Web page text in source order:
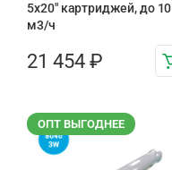
5х20″ картриджей, до 10
м3/ч
21 454 ₽
ОПТ ВЫГОДНЕЕ